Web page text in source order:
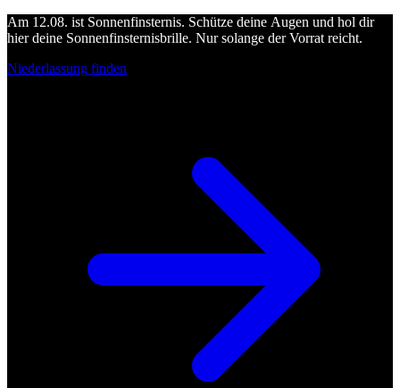
Am 12.08. ist Sonnenfinsternis. Schütze deine Augen und hol dir
hier deine Sonnenfinsternisbrille. Nur solange der Vorrat reicht.
Niederlassung finden